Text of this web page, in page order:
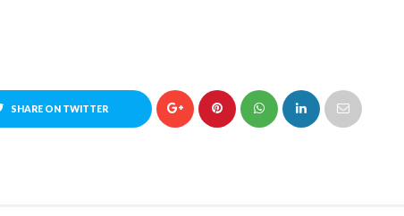
SHARE ON TWITTER